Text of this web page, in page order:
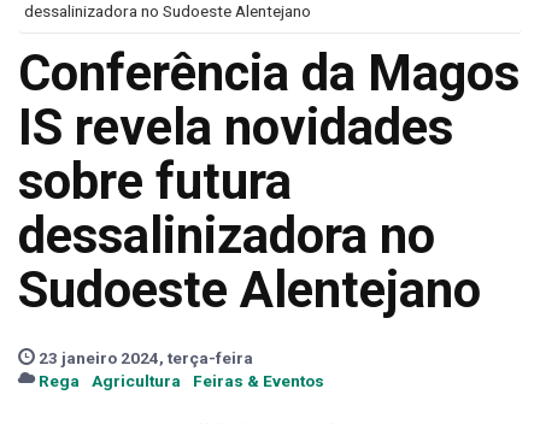
dessalinizadora no Sudoeste Alentejano
Conferência da Magos
IS revela novidades
sobre futura
dessalinizadora no
Sudoeste Alentejano
23 janeiro 2024, terça-feira
Rega
Agricultura Feiras & Eventos